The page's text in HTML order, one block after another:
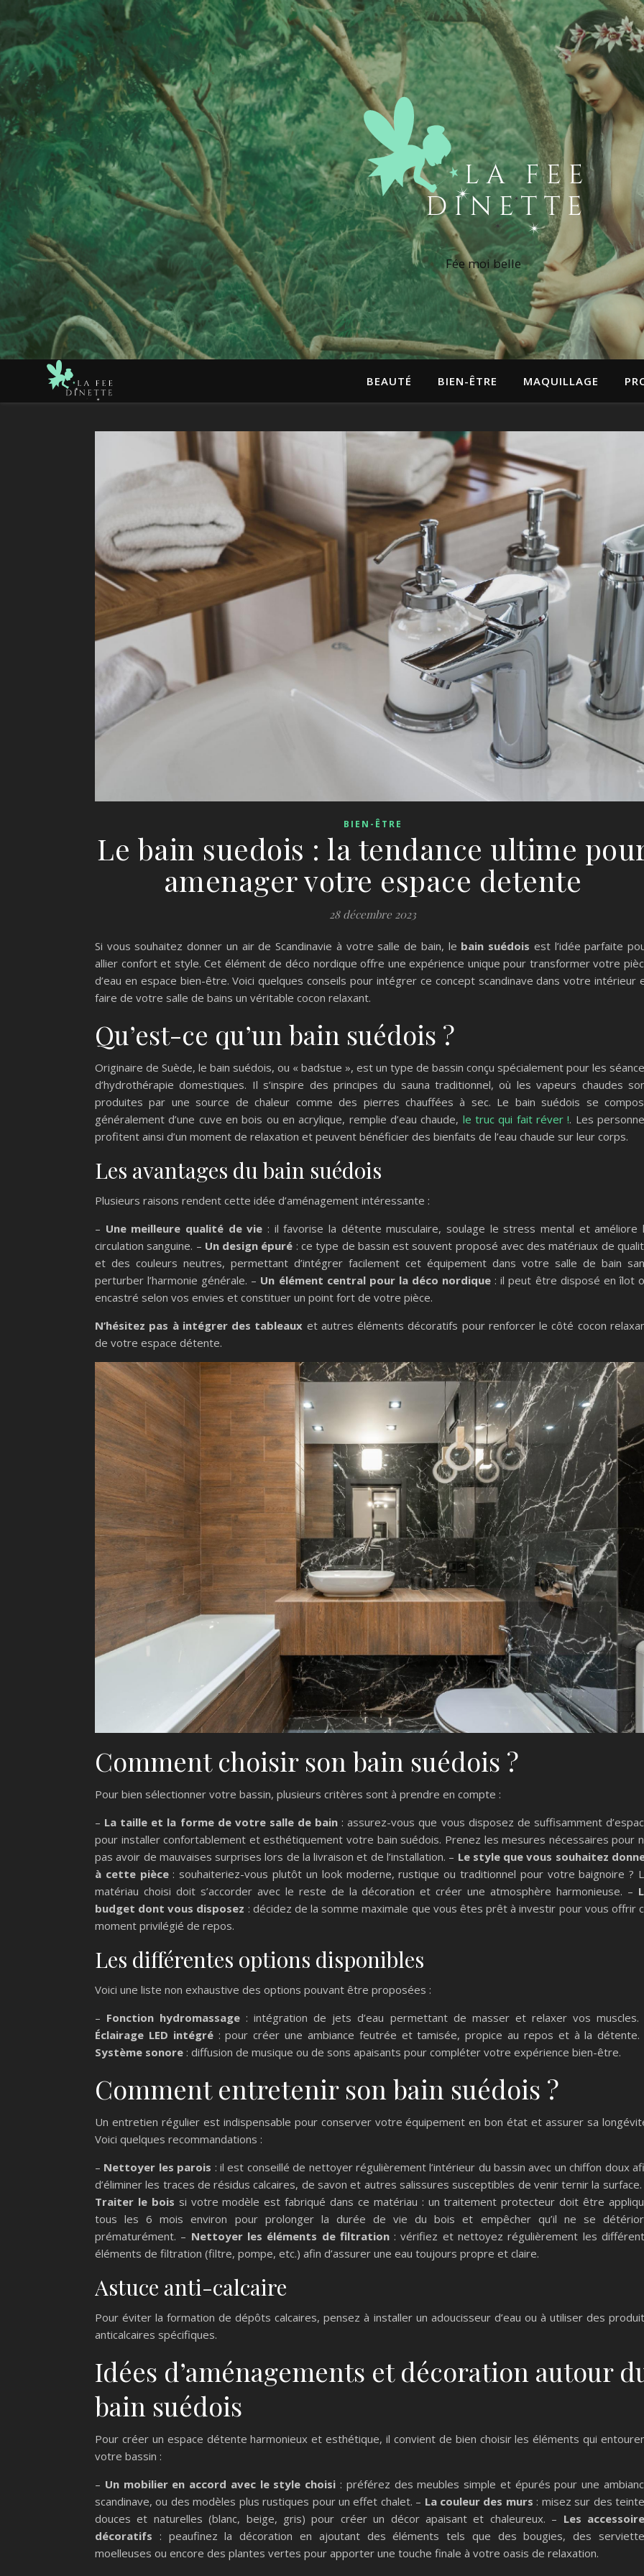
Fée moi belle
BEAUTÉ BIEN-ÊTRE MAQUILLAGE
BIEN-ÊTRE
Le bain suedois : la tendance ultime
amenager votre espace detente
28 décembre 2023
Si vous souhaitez donner un air de Scandinavie à votre salle de bain, le bain suédois est l’idée parfaite
allier confort et style. Cet élément de déco nordique offre une expérience unique pour transformer votre
d’eau en espace bien-être. Voici quelques conseils pour intégrer ce concept scandinave dans votre intérieur
faire de votre salle de bains un véritable cocon relaxant.
Qu’est-ce qu’un bain suédois ?
Originaire de Suède, le bain suédois, ou « badstue », est un type de bassin conçu spécialement pour les
d’hydrothérapie domestiques. Il s’inspire des principes du sauna traditionnel, où les vapeurs chaudes
produites par une source de chaleur comme des pierres chauffées à sec. Le bain suédois se
généralement d’une cuve en bois ou en acrylique, remplie d’eau chaude, le truc qui fait réver !. Les
profitent ainsi d’un moment de relaxation et peuvent bénéficier des bienfaits de l’eau chaude sur leur corps.
Les avantages du bain suédois
Plusieurs raisons rendent cette idée d’aménagement intéressante :
– Une meilleure qualité de vie : il favorise la détente musculaire, soulage le stress mental et améliore
circulation sanguine. – Un design épuré : ce type de bassin est souvent proposé avec des matériaux de
et des couleurs neutres, permettant d’intégrer facilement cet équipement dans votre salle de bain
perturber l’harmonie générale. – Un élément central pour la déco nordique : il peut être disposé en îlot
encastré selon vos envies et constituer un point fort de votre pièce.
N’hésitez pas à intégrer des tableaux et autres éléments décoratifs pour renforcer le côté cocon
de votre espace détente.
Comment choisir son bain suédois ?
Pour bien sélectionner votre bassin, plusieurs critères sont à prendre en compte :
– La taille et la forme de votre salle de bain : assurez-vous que vous disposez de suffisamment
pour installer confortablement et esthétiquement votre bain suédois. Prenez les mesures nécessaires pour
pas avoir de mauvaises surprises lors de la livraison et de l’installation. – Le style que vous souhaitez
à cette pièce: souhaiteriez-vous plutôt un look moderne, rustique ou traditionnel pour votre baignoire ?
matériau choisi doit s’accorder avec le reste de la décoration et créer une atmosphère harmonieuse. –
budget dont vous disposez : décidez de la somme maximale que vous êtes prêt à investir pour vous offrir
moment privilégié de repos.
Les différentes options disponibles
Voici une liste non exhaustive des options pouvant être proposées :
– Fonction hydromassage : intégration de jets d’eau permettant de masser et relaxer vos muscles.
Éclairage LED intégré: pour créer une ambiance feutrée et tamisée, propice au repos et à la détente.
Système sonore : diffusion de musique ou de sons apaisants pour compléter votre expérience bien-être.
Comment entretenir son bain suédois ?
Un entretien régulier est indispensable pour conserver votre équipement en bon état et assurer sa
Voici quelques recommandations :
– Nettoyer les parois : il est conseillé de nettoyer régulièrement l’intérieur du bassin avec un chiffon doux
d’éliminer les traces de résidus calcaires, de savon et autres salissures susceptibles de venir ternir la surface.
Traiter le bois si votre modèle est fabriqué dans ce matériau : un traitement protecteur doit être
tous les 6 mois environ pour prolonger la durée de vie du bois et empêcher qu’il ne se
prématurément. – Nettoyer les éléments de filtration: vérifiez et nettoyez régulièrement les
éléments de filtration (filtre, pompe, etc.) afin d’assurer une eau toujours propre et claire.
Astuce anti-calcaire
Pour éviter la formation de dépôts calcaires, pensez à installer un adoucisseur d’eau ou à utiliser des
anticalcaires spécifiques.
Idées d’aménagements et décoration autour
bain suédois
Pour créer un espace détente harmonieux et esthétique, il convient de bien choisir les éléments qui
votre bassin :
– Un mobilier en accord avec le style choisi : préférez des meubles simple et épurés pour une
scandinave, ou des modèles plus rustiques pour un effet chalet. – La couleur des murs : misez sur des
douces et naturelles (blanc, beige, gris) pour créer un décor apaisant et chaleureux. – Les
décoratifs : peaufinez la décoration en ajoutant des éléments tels que des bougies, des
moelleuses ou encore des plantes vertes pour apporter une touche finale à votre oasis de relaxation.